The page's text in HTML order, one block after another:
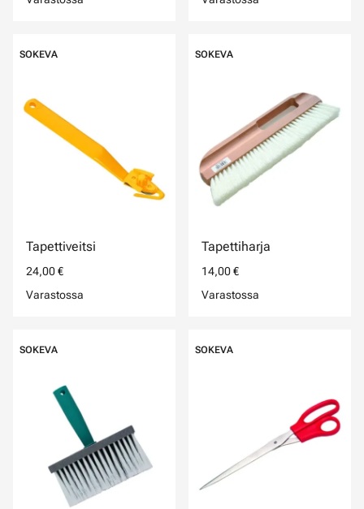
SOKEVA
Tapettiveitsi
24,00 €
Varastossa
SOKEVA
Tapettiharja
14,00 €
Varastossa
SOKEVA SOKEVA